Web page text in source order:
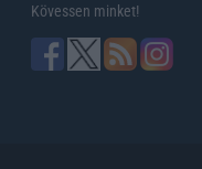
Kövessen minket!